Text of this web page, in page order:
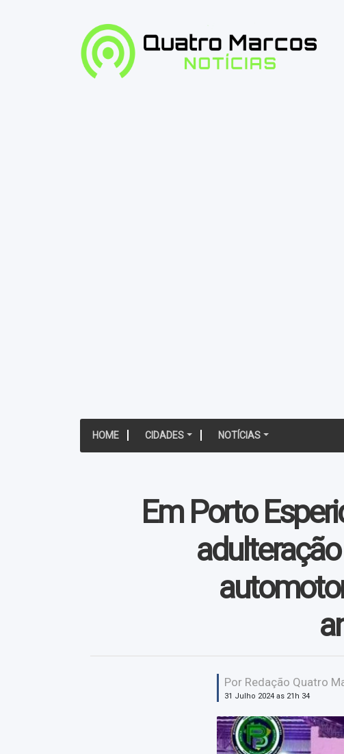
HOME CIDADES NOTÍCIAS
Em Porto
Por Redação Quatro
31 Julho 2024 as 21h 34